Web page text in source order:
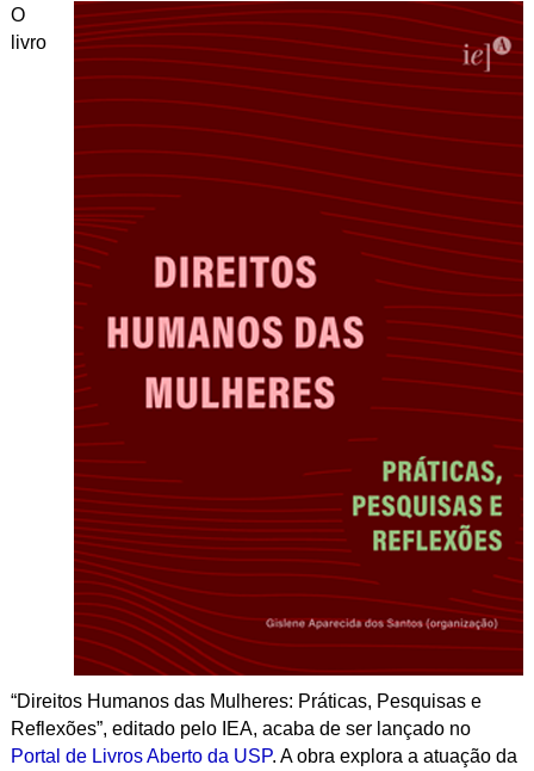
O
livro
“Direitos Humanos das Mulheres: Práticas, Pesquisas e
Reflexões”, editado pelo IEA, acaba de ser lançado no
Portal de Livros Aberto da USP. A obra explora a atuação da